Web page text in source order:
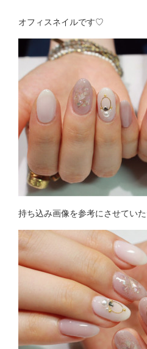
オフィスネイルです♡
持ち込み画像を参考にさせてい